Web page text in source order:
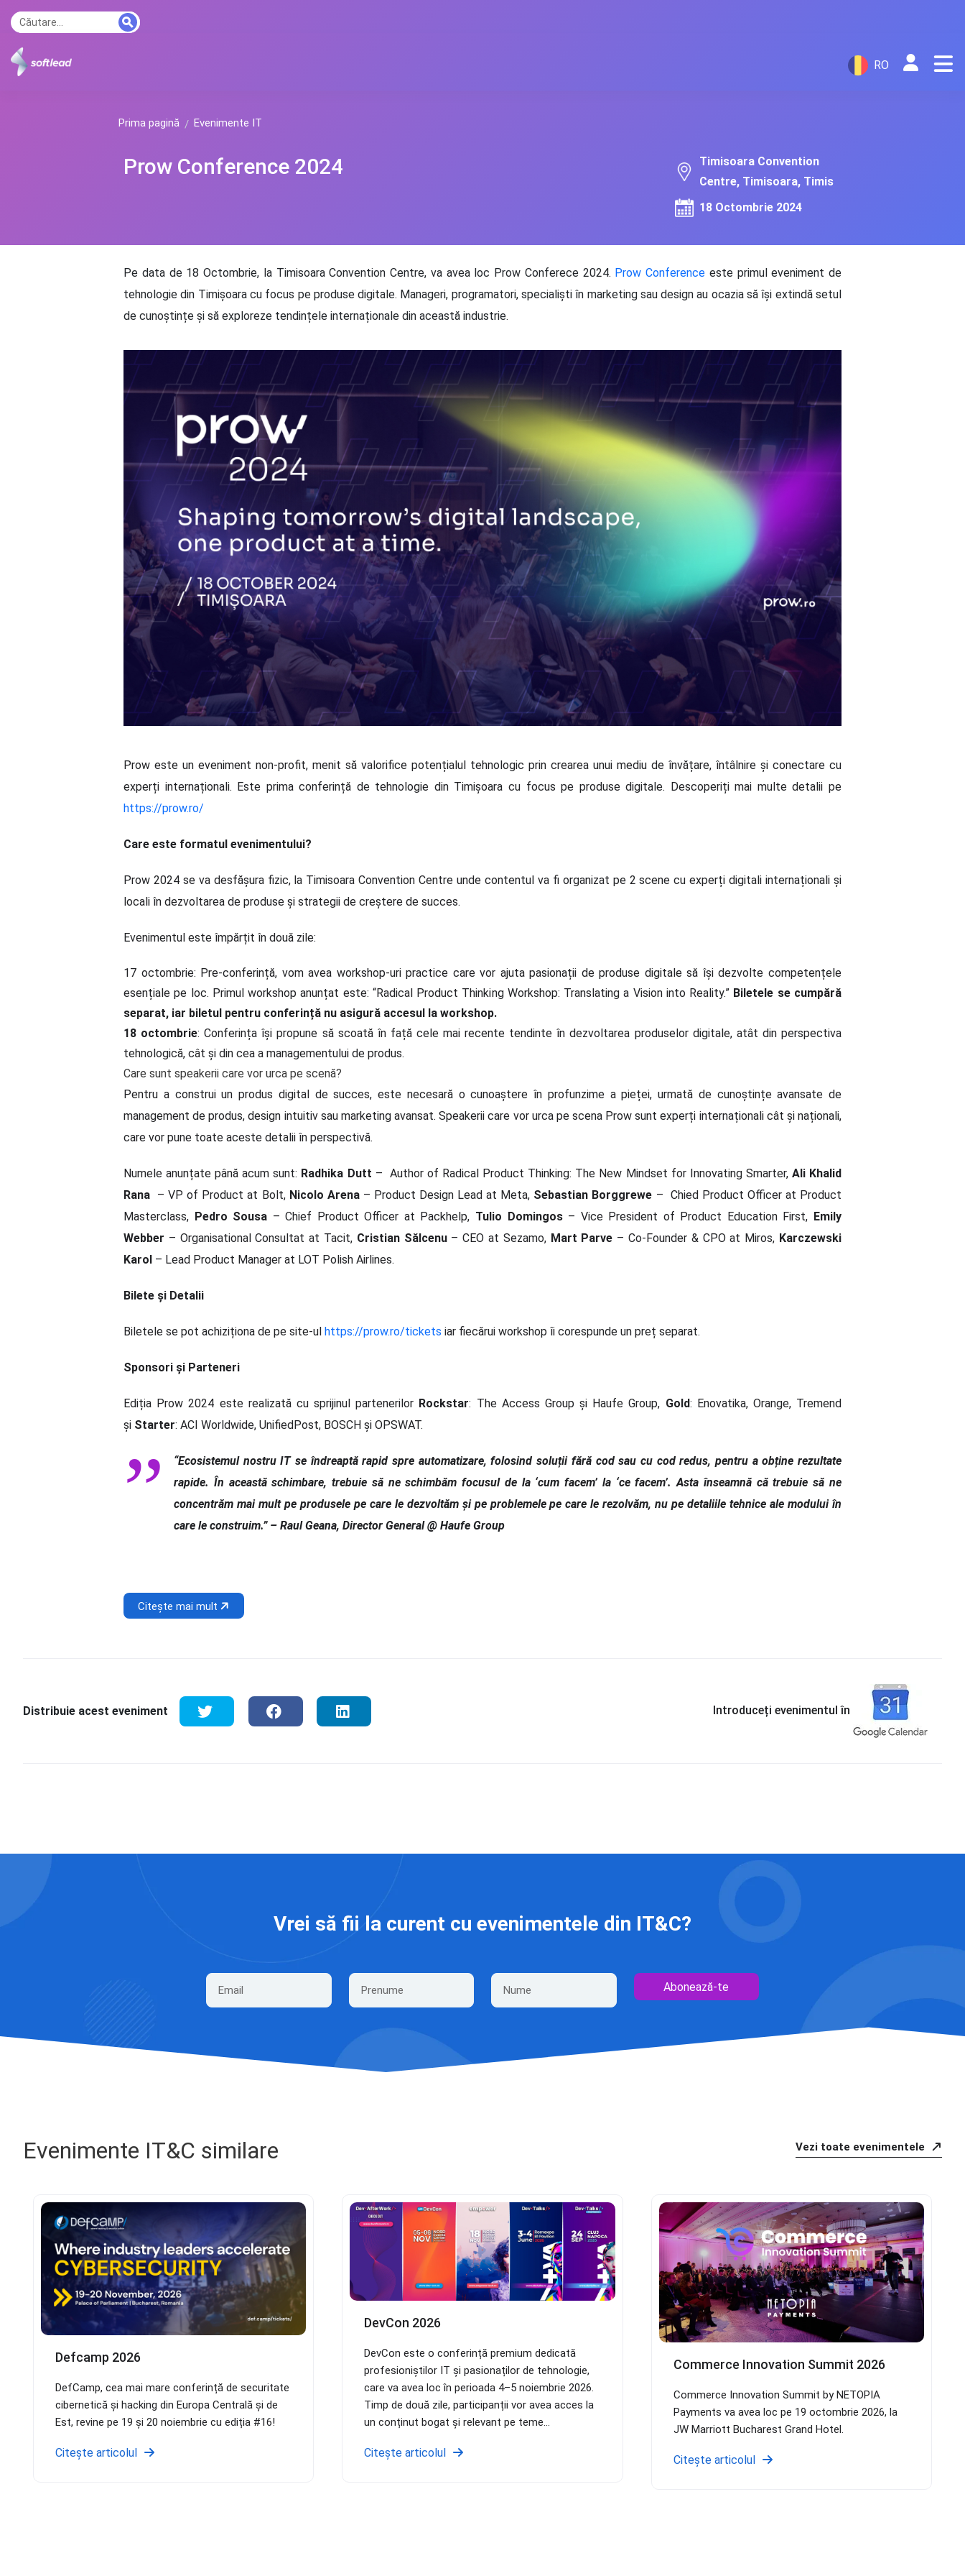
RO
Prima pagină Evenimente IT
Prow Conference 2024
Timisoara Convention
Centre, Timisoara, Timis
18 Octombrie 2024
Pe data de 18 Octombrie, la Timisoara Convention Centre, va avea loc Prow Conferece 2024. Prow Conference este primul eveniment de
tehnologie din Timișoara cu focus pe produse digitale. Manageri, programatori, specialiști în marketing sau design au ocazia să își extindă setul
de cunoștințe și să exploreze tendințele internaționale din această industrie.
Prow este un eveniment non-profit, menit să valorifice potențialul tehnologic prin crearea unui mediu de învățare, întâlnire și conectare cu
experți internaționali. Este prima conferință de tehnologie din Timișoara cu focus pe produse digitale. Descoperiți mai multe detalii pe
https://prow.ro/
Care este formatul evenimentului?
Prow 2024 se va desfășura fizic, la Timisoara Convention Centre unde contentul va fi organizat pe 2 scene cu experți digitali internaționali și
locali în dezvoltarea de produse și strategii de creștere de succes.
Evenimentul este împărțit în două zile:
17 octombrie: Pre-conferință, vom avea workshop-uri practice care vor ajuta pasionații de produse digitale să își dezvolte competențele
esențiale pe loc. Primul workshop anunțat este: “Radical Product Thinking Workshop: Translating a Vision into Reality.” Biletele se cumpără
separat, iar biletul pentru conferință nu asigură accesul la workshop.
18 octombrie: Conferința își propune să scoată în față cele mai recente tendinte în dezvoltarea produselor digitale, atât din perspectiva
tehnologică, cât și din cea a managementului de produs.
Care sunt speakerii care vor urca pe scenă?
Pentru a construi un produs digital de succes, este necesară o cunoaștere în profunzime a pieței, urmată de cunoștințe avansate de
management de produs, design intuitiv sau marketing avansat. Speakerii care vor urca pe scena Prow sunt experți internaționali cât și naționali,
care vor pune toate aceste detalii în perspectivă.
Numele anunțate până acum sunt: Radhika Dutt – Author of Radical Product Thinking: The New Mindset for Innovating Smarter, Ali Khalid
Rana – VP of Product at Bolt, Nicolo Arena– Product Design Lead at Meta, Sebastian Borggrewe – Chied Product Officer at Product
Masterclass, Pedro Sousa – Chief Product Officer at Packhelp, Tulio Domingos– Vice President of Product Education First, Emily
Webber – Organisational Consultat at Tacit, Cristian Sălcenu– CEO at Sezamo, Mart Parve – Co-Founder & CPO at Miros, Karczewski
Karol – Lead Product Manager at LOT Polish Airlines.
Bilete și Detalii
Biletele se pot achiziționa de pe site-ul https://prow.ro/tickets iar fiecărui workshop îi corespunde un preț separat.
Sponsori și Parteneri
Ediția Prow 2024 este realizată cu sprijinul partenerilor Rockstar: The Access Group și Haufe Group, Gold: Enovatika, Orange, Tremend
și Starter: ACI Worldwide, UnifiedPost, BOSCH și OPSWAT.
“Ecosistemul nostru IT se îndreaptă rapid spre automatizare, folosind soluții fără cod sau cu cod redus, pentru a obține rezultate
rapide. În această schimbare, trebuie să ne schimbăm focusul de la ‘cum facem’ la ‘ce facem’. Asta înseamnă că trebuie să ne
concentrăm mai mult pe produsele pe care le dezvoltăm și pe problemele pe care le rezolvăm, nu pe detaliile tehnice ale modului în
care le construim.” – Raul Geana, Director General @ Haufe Group
Citește mai mult
Distribuie acest eveniment Introduceți evenimentul în
Vrei să fii la curent cu evenimentele din IT&C?
Abonează-te
Evenimente IT&C similare Vezi toate evenimentele
Defcamp 2026
DefCamp, cea mai mare conferință de securitate
cibernetică și hacking din Europa Centrală și de
Est, revine pe 19 și 20 noiembrie cu ediția #16!
Citește articolul
DevCon 2026
DevCon este o conferință premium dedicată
profesioniștilor IT și pasionaților de tehnologie,
care va avea loc în perioada 4–5 noiembrie 2026.
Timp de două zile, participanții vor avea acces la
un conținut bogat și relevant pe teme...
Citește articolul
Commerce Innovation Summit 2026
Commerce Innovation Summit by NETOPIA
Payments va avea loc pe 19 octombrie 2026, la
JW Marriott Bucharest Grand Hotel.
Citește articolul